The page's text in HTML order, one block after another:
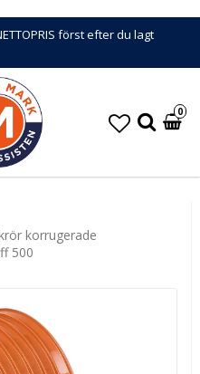
först efter du lagt
0
korrugerade
500